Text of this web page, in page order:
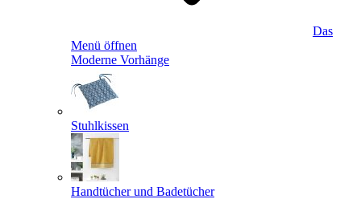
Das
Menü öffnen
Moderne Vorhänge
Stuhlkissen
Handtücher und Badetücher